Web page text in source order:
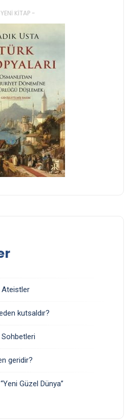
KITAP -
Ateistler
kutsaldır?
geridir?
Güzel Dünya”